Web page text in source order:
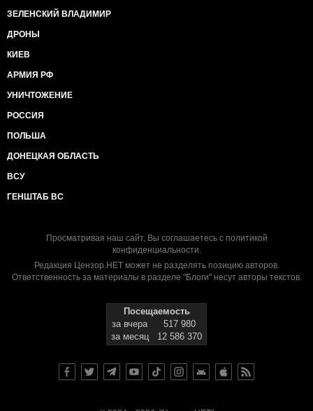
ЗЕЛЕНСКИЙ ВЛАДИМИР
ДРОНЫ
КИЕВ
АРМИЯ РФ
УНИЧТОЖЕНИЕ
РОССИЯ
ПОЛЬША
ДОНЕЦКАЯ ОБЛАСТЬ
ВСУ
ГЕНШТАБ ВС
Просматривая наш сайт, Вы соглашаетесь с политикой
конфиденциальности.
Редакция Цензор.НЕТ может не разделять позицию авторов.
Ответственность за материалы в разделе "Блоги" несут авторы текстов.
Посещаемость
за вчера
517 980
за месяц
12 586 370